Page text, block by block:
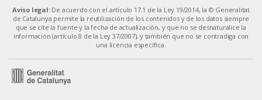
Aviso legal:De acuerdo con el artículo 17.1 de la Ley 19/2014, la © Generalitat
de Catalunya permite la reutilización de los contenidos y de los datos siempre
que se cite la fuente y la fecha de actualización, y que no se desnaturalice la
información (artículo 8 de la Ley 37/2007), y también que no se contradiga con
una licencia específica.